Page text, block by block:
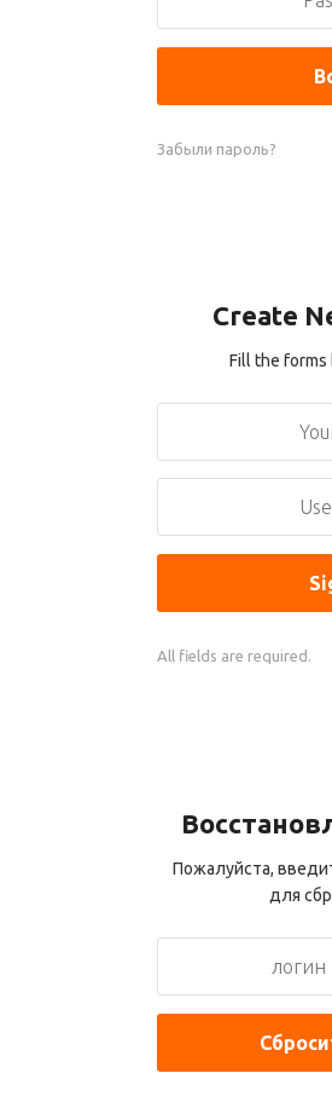
Забыли пароль?
Create
Fill the
All fields are required.
Пожалуйста,
для